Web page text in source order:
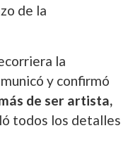
de la
la
y confirmó
de ser artista,
todos los detalles